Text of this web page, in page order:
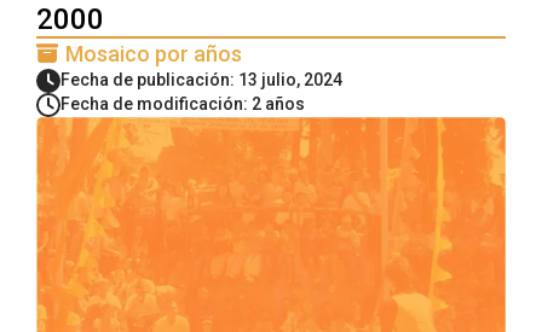
2000
Mosaico por años
Fecha de publicación: 13 julio, 2024
Fecha de modificación: 2 años